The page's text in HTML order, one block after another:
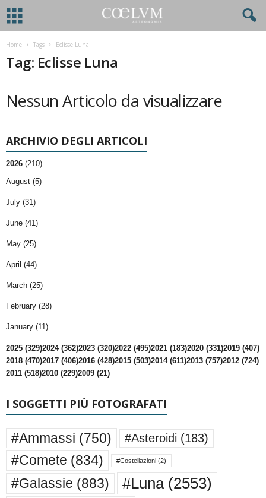
Home Tags Eclisse Luna
Tag: Eclisse Luna
Nessun Articolo da visualizzare
ARCHIVIO DEGLI ARTICOLI
2026 (210)
August (5)
July (31)
June (41)
May (25)
April (44)
March (25)
February (28)
January (11)
2025 (329)2024 (362)2023 (320)2022 (495)2021 (183)2020 (331)2019 (407)
2018 (470)2017 (406)2016 (428)2015 (503)2014 (611)2013 (757)2012 (724)
2011 (518)2010 (229)2009 (21)
I SOGGETTI PIÙ FOTOGRAFATI
#Ammassi (750) #Asteroidi (183)
#Comete (834) #Costellazioni (2)
#Galassie (883) #Luna(2553)